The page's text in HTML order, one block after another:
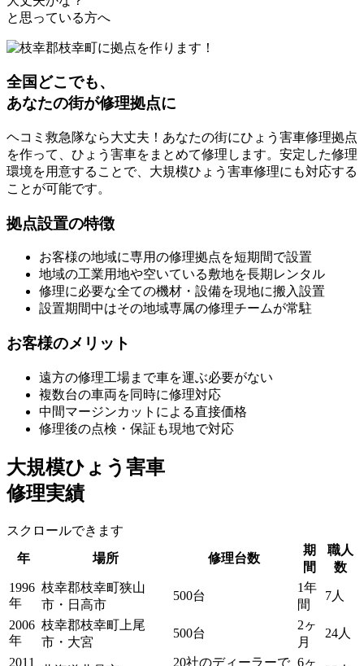
と思っている方へ
全国どこでも、
あなたの街が修理拠点に
ヘコミ救急隊なら大丈夫！あなたの街にひょう害車修理拠点
を作って、ひょう害車をまとめて修理します。安定した修理
環境を用意することで、大規模ひょう害車修理にも対応する
ことが可能です。
拠点設置の特徴
お客様の地域に専用の修理拠点を短期間で設置
地域の工業用地や空いている敷地を長期レンタル
修理に必要な全ての機材・設備を現地に搬入設置
設置期間中はその地域専属の修理チームが常駐
お客様のメリット
遠方の修理工場まで車を運ぶ必要がない
複数台の車両を同時に修理対応
中間マージンカットによる直接価格
修理後の点検・保証も現地で対応
大規模ひょう害車
修理実績
スクロールできます
年
場所 修理台数
期
間
職人
数
1996
年
枝幸郡枝幸町狭山
市・日高市
500台
1年
間
7人
2006
年
枝幸郡枝幸町上尾
市・大宮
500台
2ヶ
月
24人
2011
20社のディーラーで 6ヶ